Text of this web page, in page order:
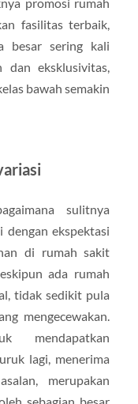
fasilitas terbaik,
besar sering kali
dan eksklusivitas,
bawah semakin
sulitnya
dengan ekspektasi
di rumah sakit
ada rumah
tidak sedikit pula
mengecewakan.
mendapatkan
lagi, menerima
merupakan